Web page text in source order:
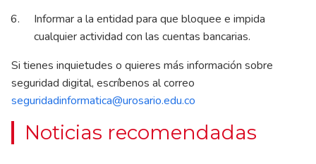
Informar a la entidad para que bloquee e impida
cualquier actividad con las cuentas bancarias.
Si tienes inquietudes o quieres más información sobre
seguridad digital, escríbenos al correo
seguridadinformatica@urosario.edu.co
Noticias recomendadas